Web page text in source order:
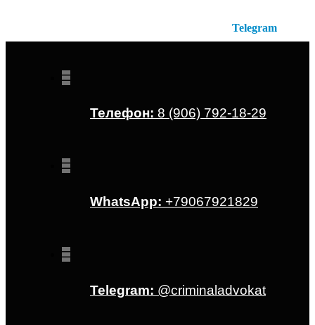
Telegram
Телефон: 8 (906) 792-18-29
WhatsApp: +79067921829
Telegram: @criminaladvokat